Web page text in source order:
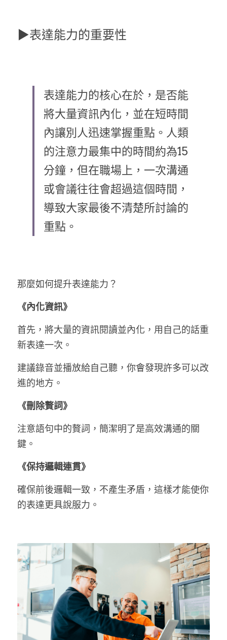
▶表達能力的重要性
表達能力的核心在於，是否能
將大量資訊內化，並在短時間
內讓別人迅速掌握重點。人類
的注意力最集中的時間約為15
分鐘，但在職場上，一次溝通
或會議往往會超過這個時間，
導致大家最後不清楚所討論的
重點。
那麼如何提升表達能力？
《內化資訊》
首先，將大量的資訊閱讀並內化，用自己的話重
新表達一次。
建議錄音並播放給自己聽，你會發現許多可以改
進的地方。
《刪除贅詞》
注意語句中的贅詞，簡潔明了是高效溝通的關
鍵。
《保持邏輯連貫》
確保前後邏輯一致，不產生矛盾，這樣才能使你
的表達更具說服力。